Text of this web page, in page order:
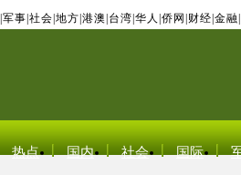
军事 社会 地方 港澳 台湾 华人 侨网 财经 金融
热点 国内 社会 国际